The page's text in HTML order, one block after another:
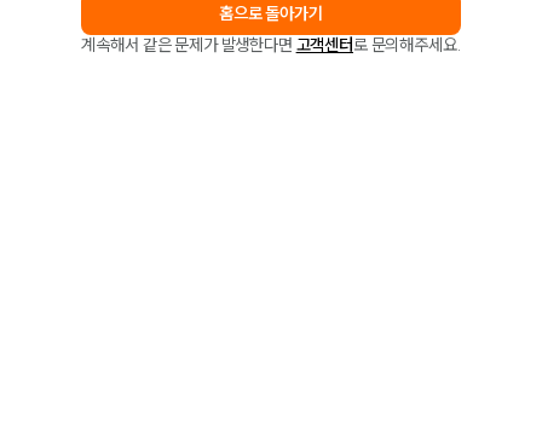
홈으로 돌아가기
계속해서 같은 문제가 발생한다면 고객센터로 문의해주세요.